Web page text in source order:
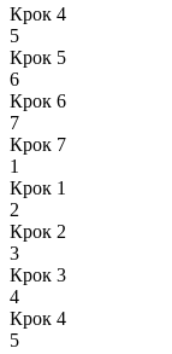
Крок 4
5
Крок 5
6
Крок 6
7
Крок 7
1
Крок 1
2
Крок 2
3
Крок 3
4
Крок 4
5